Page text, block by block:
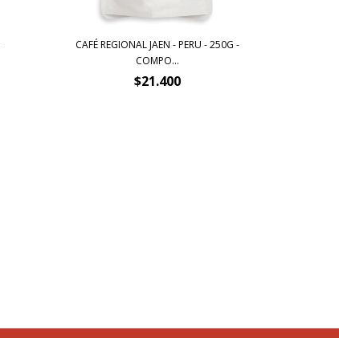
CAFÉ REGIONAL JAEN - PERU - 250G -
COMPO...
$21.400